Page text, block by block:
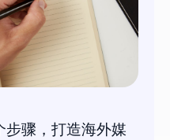
骤，打造海外媒